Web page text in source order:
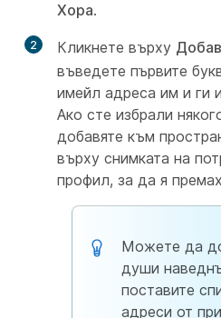
Хора.
2 Кликнете върху
въведете първите
имейл адреса им и ги
Ако сте избрали
добавяте към
върху снимката на
профил, за да я
Можете да
души
поставите
адреси от